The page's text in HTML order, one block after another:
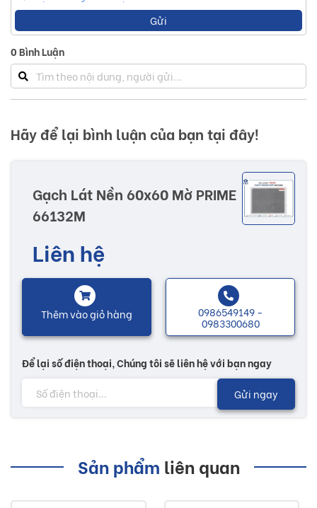
Gửi
0Bình Luận
Hãy để lại bình luận của bạn tại đây!
Gạch Lát Nền 60x60 Mờ PRIME
66132M
Liên hệ
Thêm vào giỏ hàng 0986549149 -
0983300680
Để lại số điện thoại, Chúng tôi sẽ liên hệ với bạn ngay
Gửi ngay
Sản phẩm liên quan